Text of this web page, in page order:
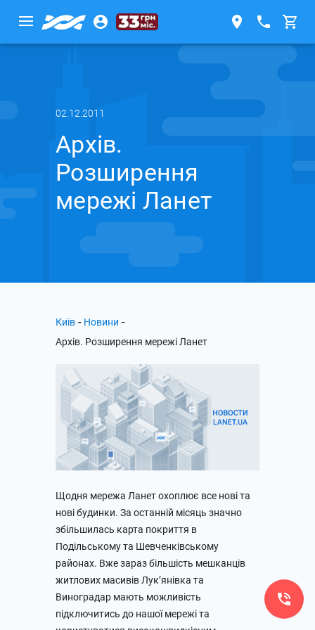
02.12.2011
Архів.
Розширення
мережі Ланет
Київ - Новини -
Архів. Розширення мережі Ланет
Щодня мережа Ланет охоплює все нові та
нові будинки. За останній місяць значно
збільшилась карта покриття в
Подільському та Шевченківському
районах. Вже зараз більшість мешканців
житлових масивів Лук’янівка та
Виноградар мають можливість
підключитись до нашої мережі та